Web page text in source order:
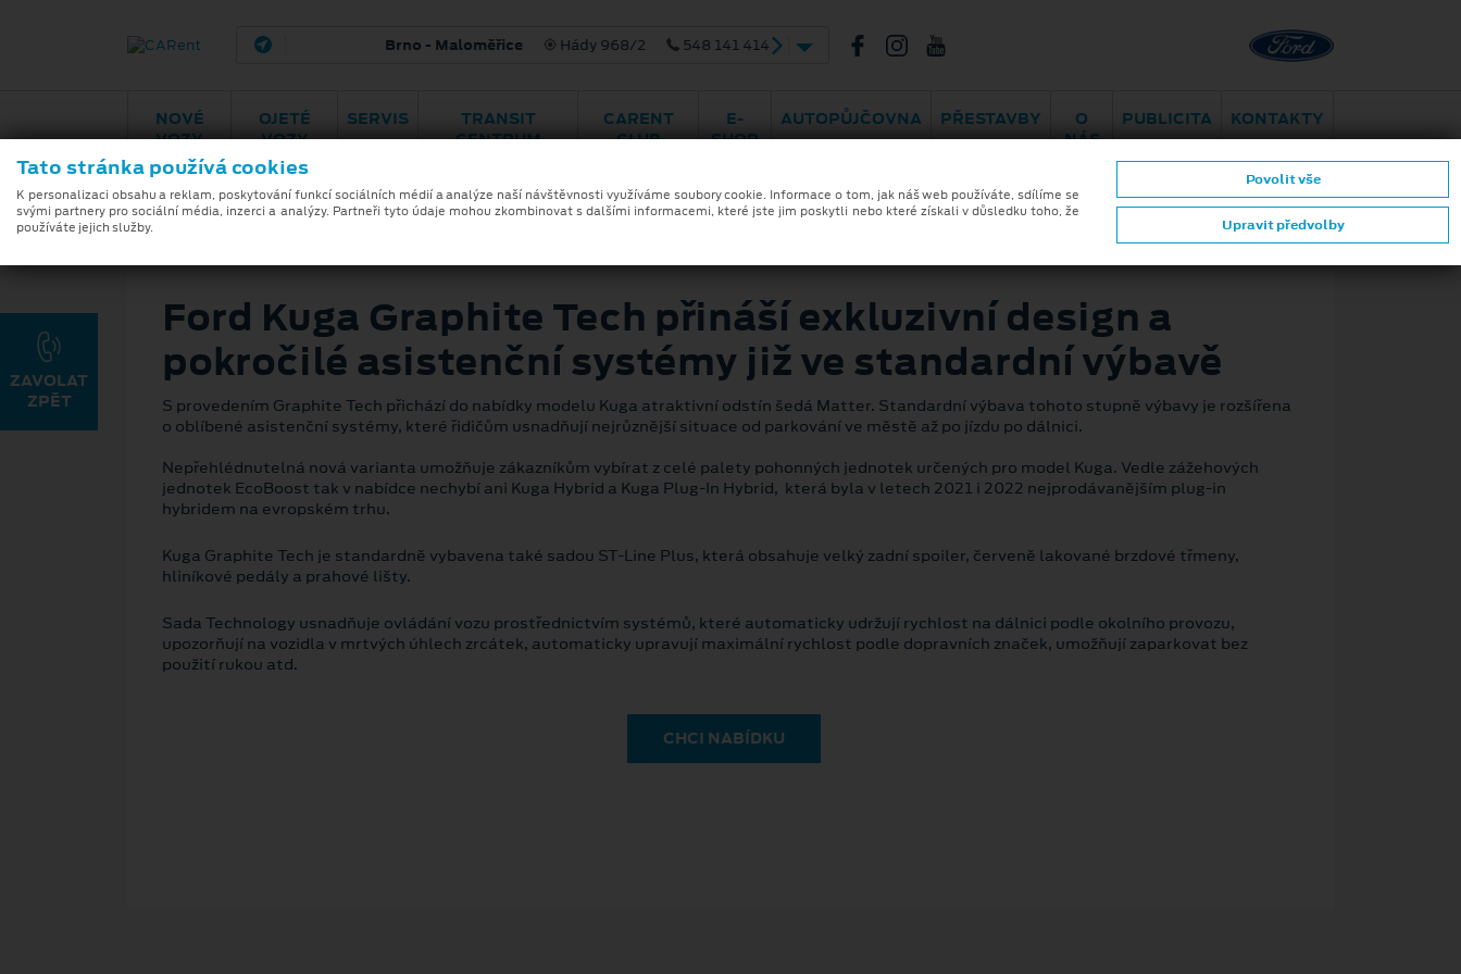
Brno - Maloměřice Hády 968/2 548 141 414 Brno - Juliánov
NOVÉ
VOZY
OJETÉ
VOZY
SERVIS
TRANSIT
CENTRUM
CARENT
CLUB
E-
SHOP
AUTOPŮJČOVNA PŘESTAVBY
O
NÁS
PUBLICITA KONTAKTY
ZPĚT
Ford Kuga Graphite Tech přináší exkluzivní design a
pokročilé asistenční systémy již ve standardní výbavě
S provedením Graphite Tech přichází do nabídky modelu Kuga atraktivní odstín šedá Matter. Standardní výbava tohoto stupně výbavy je rozšířena
o oblíbené asistenční systémy, které řidičům usnadňují nejrůznější situace od parkování ve městě až po jízdu po dálnici.
Nepřehlédnutelná nová varianta umožňuje zákazníkům vybírat z celé palety pohonných jednotek určených pro model Kuga. Vedle zážehových
jednotek EcoBoost tak v nabídce nechybí ani Kuga Hybrid a Kuga Plug-In Hybrid, která byla v letech 2021 i 2022 nejprodávanějším plug-in
hybridem na evropském trhu.
Kuga Graphite Tech je standardně vybavena také sadou ST-Line Plus, která obsahuje velký zadní spoiler, červeně lakované brzdové třmeny,
hliníkové pedály a prahové lišty.
Sada Technology usnadňuje ovládání vozu prostřednictvím systémů, které automaticky udržují rychlost na dálnici podle okolního provozu,
upozorňují na vozidla v mrtvých úhlech zrcátek, automaticky upravují maximální rychlost podle dopravních značek, umožňují zaparkovat bez
použití rukou atd.
CHCI NABÍDKU
Tato stránka používá cookies
K personalizaci obsahu a reklam, poskytování funkcí sociálních médií a analýze naší návštěvnosti využíváme soubory cookie. Informace o tom, jak náš web používáte, sdílíme se
svými partnery pro sociální média, inzerci a analýzy. Partneři tyto údaje mohou zkombinovat s dalšími informacemi, které jste jim poskytli nebo které získali v důsledku toho, že
používáte jejich služby.
Upravit předvolby
Povolit vše